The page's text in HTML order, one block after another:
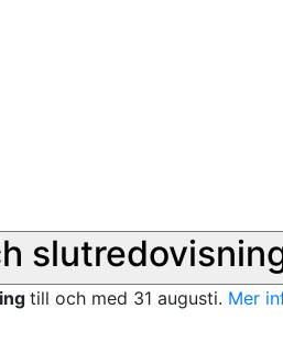
till och med 31 augusti. Mer